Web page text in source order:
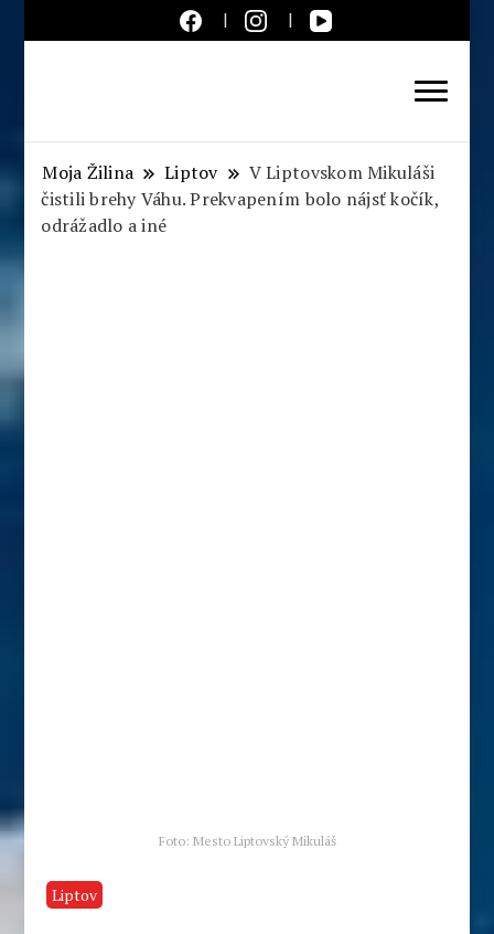
Slovensko
Moja Žilina Liptov
V Liptovskom Mikuláši
čistili brehy Váhu. Prekvapením bolo nájsť kočík,
odrážadlo a iné
Foto: Mesto Liptovský Mikuláš
Liptov